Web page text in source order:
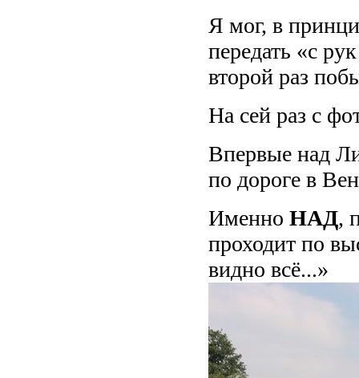
Я мог, в
передать «с
второй раз
На сей раз с
Впервые над
по дороге в
Именно НАД,
проходит по
видно всё...»